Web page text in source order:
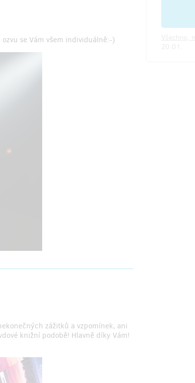
se Vám všem individuálně:-)
zážitků a vzpomínek, ani
knižní podobě! Hlavně díky Vám!